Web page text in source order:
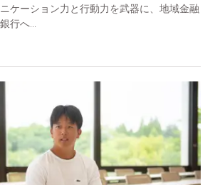
ケーション力と行動力を武器に、地域金融
行へ...